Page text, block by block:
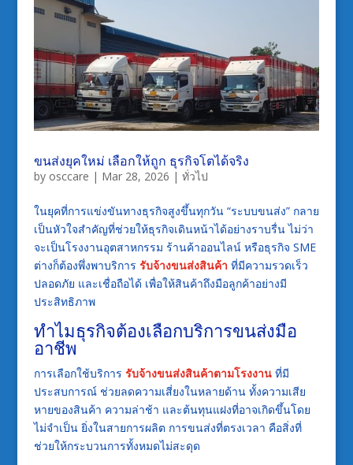
ขนส่งยุคใหม่ เลือกให้ถูก ธุรกิจโตได้จริง
by osccare | Mar 28, 2026 | ทั่วไป
ในยุคที่การแข่งขันทางธุรกิจสูงขึ้นทุกวัน “ระบบขนส่ง” กลาย
เป็นหัวใจสำคัญที่ช่วยให้ธุรกิจเดินหน้าได้อย่างราบรื่น ไม่ว่า
จะเป็นโรงงานอุตสาหกรรม ร้านค้าออนไลน์ หรือธุรกิจ SME
ต่างก็ต้องพึ่งพาบริการ รับจ้างขนส่งสินค้า ที่มีความรวดเร็ว
ปลอดภัย และเชื่อถือได้ เพื่อให้สินค้าถึงมือลูกค้าอย่างมี
ประสิทธิภาพ
ทำไมธุรกิจต้องเลือกบริการขนส่งมือ
อาชีพ
การเลือกใช้บริการ รับจ้างขนส่งสินค้าตามโรงงานที่มี
ประสบการณ์ ช่วยลดความเสี่ยงในหลายด้าน ทั้งความเสีย
หายของสินค้า ความล่าช้า และต้นทุนแฝงที่อาจเกิดขึ้นโดย
ไม่จำเป็น ยิ่งในสายการผลิต การขนส่งที่ตรงเวลา คือสิ่งที่
ช่วยให้กระบวนการทั้งหมดไม่สะดุด